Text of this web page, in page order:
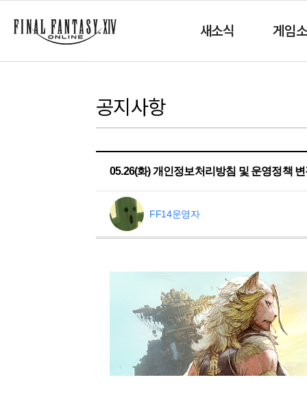
새소식 게임
공지사항
05.26(화) 개인정보처리방침 및 운영정책
FF14운영자